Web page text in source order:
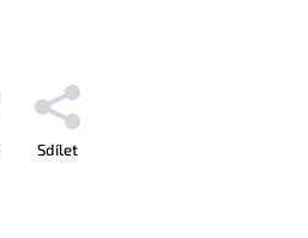
Sdílet